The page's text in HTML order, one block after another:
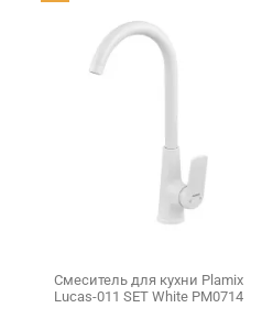
Смеситель для кухни Plamix
Lucas-011 SET White PM0714